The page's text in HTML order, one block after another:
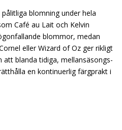
blomning under hela
Café au Lait och Kelvin
blommor, medan
eller Wizard of Oz ger rikligt
blanda tidiga, mellansäsongs-
en kontinuerlig färgprakt i